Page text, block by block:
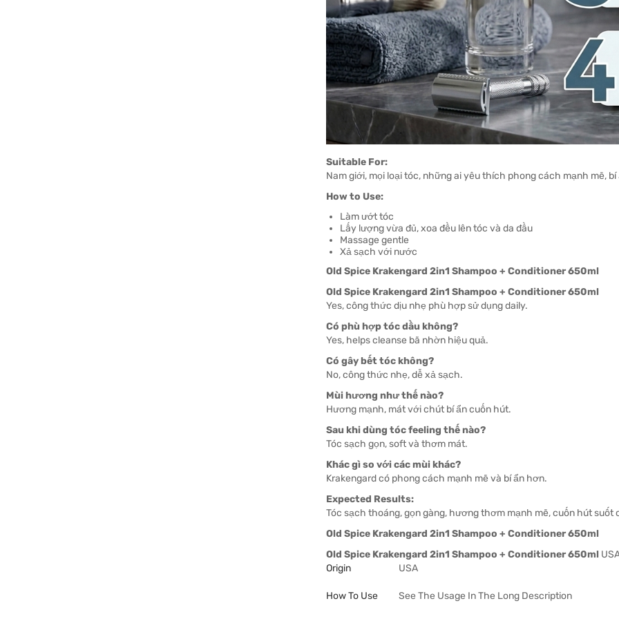
Suitable For:
Nam giới, mọi loại tóc, những ai yêu thích phong cách mạnh mẽ, bí
How to Use:
Làm ướt tóc
Lấy lượng vừa đủ, xoa đều lên tóc và da đầu
Massage gentle
Xả sạch với nước
Old Spice Krakengard 2in1 Shampoo + Conditioner 650ml
Old Spice Krakengard 2in1 Shampoo + Conditioner 650ml
Yes, công thức dịu nhẹ phù hợp sử dụng daily.
Có phù hợp tóc dầu không?
Yes, helps cleanse bã nhờn hiệu quả.
Có gây bết tóc không?
No, công thức nhẹ, dễ xả sạch.
Mùi hương như thế nào?
Hương mạnh, mát với chút bí ẩn cuốn hút.
Sau khi dùng tóc feeling thế nào?
Tóc sạch gọn, soft và thơm mát.
Khác gì so với các mùi khác?
Krakengard có phong cách mạnh mẽ và bí ẩn hơn.
Expected Results:
Tóc sạch thoáng, gọn gàng, hương thơm mạnh mẽ, cuốn hút suốt
Old Spice Krakengard 2in1 Shampoo + Conditioner 650ml
Old Spice Krakengard 2in1 Shampoo + Conditioner 650ml
Origin
USA
How To Use See The Usage In The Long Description